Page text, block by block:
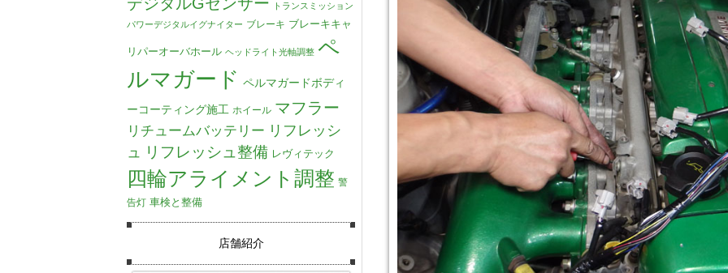
トランスミッション
パワーデジタルイグナイター ブレーキ ブレーキキャ
リパーオーバホール ヘッドライト光軸調整 ペ
ルマガード ペルマガードボディ
ーコーティング施工 ホイール マフラー
リチュームバッテリー リフレッシ
ュ
リフレッシュ整備 レヴィテック
四輪アライメント調整 警
告灯 車検と整備
店舗紹介